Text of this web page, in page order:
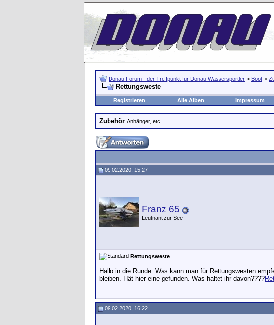
Donau Forum - der Treffpunkt für Donau Wassersportler > Boot >
Rettungsweste
Registrieren
Alle Alben Impressum
Zubehör Anhänger, etc
09.02.2020, 15:27
Franz 65
Leutnant zur See
Rettungsweste
Hallo in die Runde. Was kann man für Rettungswesten
bleiben. Hät hier eine gefunden. Was haltet ihr davon????
09.02.2020, 16:22